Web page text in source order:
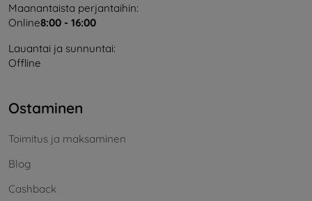
Maanantaista perjantaihin:
Online8:00 - 16:00
Lauantai ja sunnuntai:
Offline
Ostaminen
Toimitus ja maksaminen
Blog
Cashback